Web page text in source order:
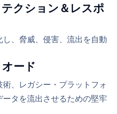
クション＆レスポ
、脅威、侵害、流出を自動
ード
、レガシー・プラットフォ
タを流出させるための堅牢